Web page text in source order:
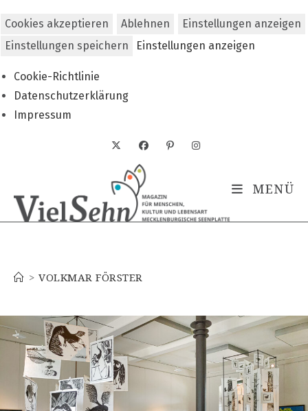
Cookies akzeptieren Ablehnen
Einstellungen anzeigen
Einstellungen speichern
Einstellungen anzeigen
Cookie-Richtlinie
Datenschutzerklärung
Impressum
MENÜ
> VOLKMAR FÖRSTER